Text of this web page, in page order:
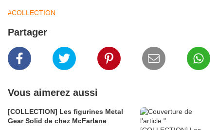
#COLLECTION
Partager
Vous aimerez aussi
[COLLECTION] Les figurines Metal
Gear Solid de chez McFarlane